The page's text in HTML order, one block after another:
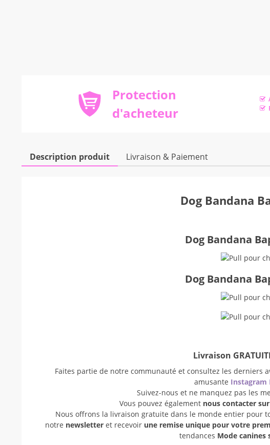
Protection
d'acheteur
Description produit Livraison & Paiement
Dog Bandana
Dog Bandana
Dog Bandana
Livraison
Faites partie de notre communauté et consultez les derniers
amusante Instagram
Suivez-nous et ne manquez pas les
Vous pouvez également nous contacter
Nous offrons la livraison gratuite dans le monde entier pour
notre newsletteret recevoir une remise unique pour votre
tendances Mode canines